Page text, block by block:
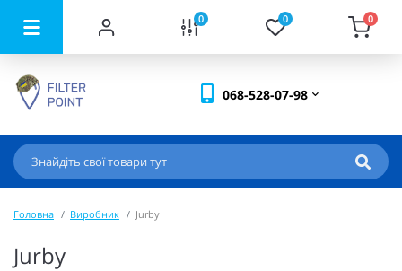
0 0 0
068-528-07-98
Головна Виробник Jurby
Jurby